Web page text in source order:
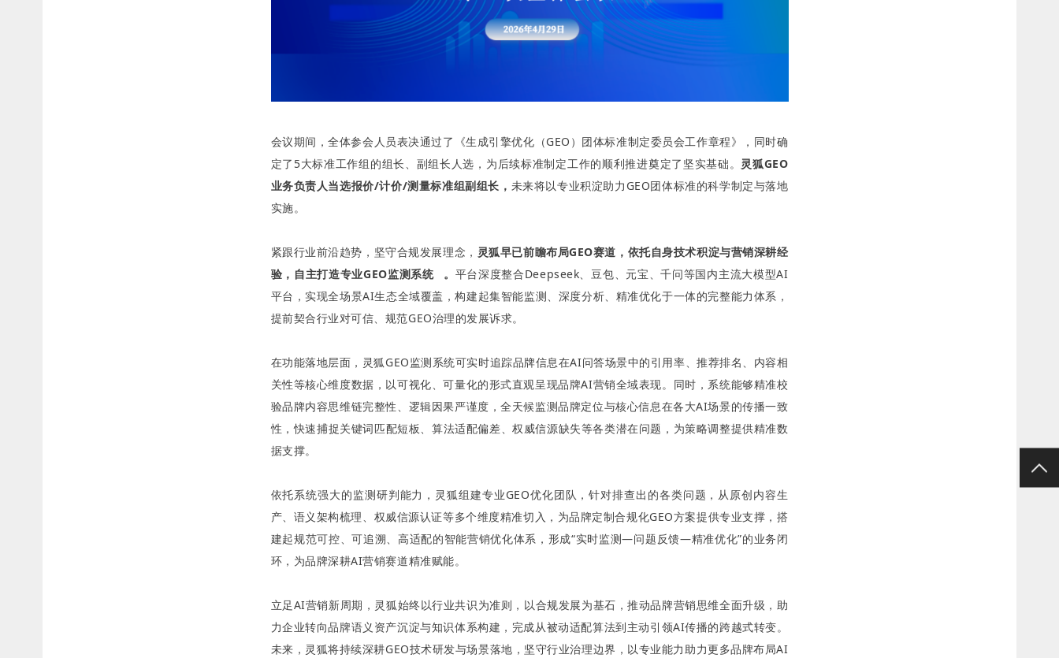
会议期间，全体参会人员表决通过了《生成引擎优化（GEO）团体标准制定委员会工作章程》，同时确
定了5大标准工作组的组长、副组长人选， 为后续标准制定工作的顺利推进奠定了坚实基础。 灵狐GEO
业务负责人当选报价/计价/测量标准组副组长， 未来将以专业积淀助力GEO团体标准的科学制定与落地
实施。
紧跟行业前沿趋势，坚守合规发展理念， 灵狐早已前瞻布局GEO赛道，依托自身技术积淀与营销深耕经
验，自主打造专业GEO监测系统 。 平台深度整合Deepseek、豆包、元宝、千问等国内主流大模型AI
平台，实现全场景AI生态全域覆盖，构建起集智能监测、深度分析、精准优化于一体的完整能力体系，
提前契合行业对可信、规范GEO治理的发展诉求。
在功能落地层面，灵狐GEO监测系统可实时追踪品牌信息在AI问答场景中的引用率、推荐排名、内容相
关性等核心维度数据，以可视化、可量化的形式直观呈现品牌AI营销全域表现。同时，系统能够精准校
验品牌内容思维链完整性、逻辑因果严谨度，全天候监测品牌定位与核心信息在各大AI场景的传播一致
性，快速捕捉关键词匹配短板、算法适配偏差、权威信源缺失等各类潜在问题，为策略调整提供精准数
据支撑。
依托系统强大的监测研判能力，灵狐组建专业GEO优化团队，针对排查出的各类问题，从原创内容生
产、语义架构梳理、权威信源认证等多个维度精准切入，为品牌定制合规化GEO方案提供专业支撑，搭
建起规范可控、可追溯、高适配的智能营销优化体系，形成“实时监测—问题反馈—精准优化”的业务闭
环，为品牌深耕AI营销赛道精准赋能。
立足AI营销新周期，灵狐始终以行业共识为准则，以合规发展为基石，推动品牌营销思维全面升级，助
力企业转向品牌语义资产沉淀与知识体系构建，完成从被动适配算法到主动引领AI传播的跨越式转变。
未来，灵狐将持续深耕GEO技术研发与场景落地，坚守行业治理边界，以专业能力助力更多品牌布局AI